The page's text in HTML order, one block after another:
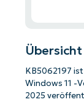
Übersicht
KB5062197
Windows 11 -
2025